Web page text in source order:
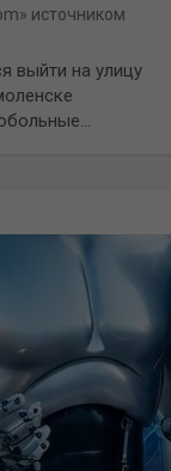
источником
выйти на улицу